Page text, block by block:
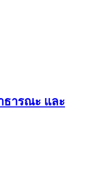
ธารณะ และ